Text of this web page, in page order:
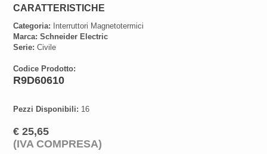
CARATTERISTICHE
Categoria: Interruttori Magnetotermici
Marca: Schneider Electric
Serie: Civile
Codice Prodotto:
R9D60610
Pezzi Disponibili: 16
€ 25,65
(IVA COMPRESA)